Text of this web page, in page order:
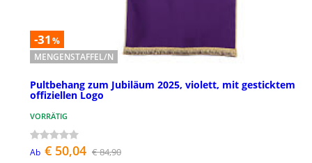
-31 %
MENGENSTAFFEL/N
Pultbehang zum Jubiläum 2025, violett, mit gesticktem
offiziellen Logo
VORRÄTIG
Ab € 50,04 € 84,90